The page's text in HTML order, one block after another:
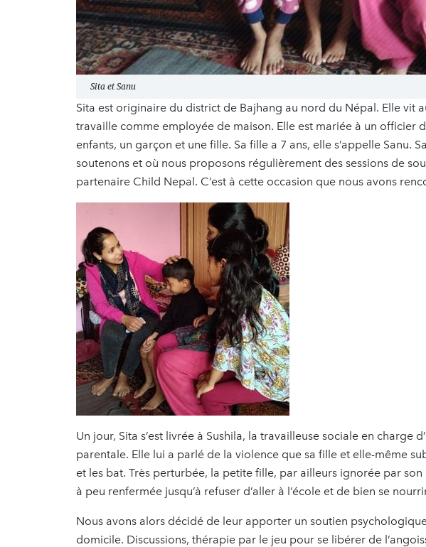
Sita et Sanu
Sita est originaire du district de Bajhang au nord du Népal. Elle vit
travaille comme employée de maison. Elle est mariée à un officier
enfants, un garçon et une fille. Sa fille a 7 ans, elle s’appelle Sanu.
soutenons et où nous proposons régulièrement des sessions de
partenaire Child Nepal. C’est à cette occasion que nous avons
Un jour, Sita s’est livrée à Sushila, la travailleuse sociale en charge
parentale. Elle lui a parlé de la violence que sa fille et elle-même
et les bat. Très perturbée, la petite fille, par ailleurs ignorée par son
à peu renfermée jusqu’à refuser d’aller à l’école et de bien se
Nous avons alors décidé de leur apporter un soutien
domicile. Discussions, thérapie par le jeu pour se libérer de